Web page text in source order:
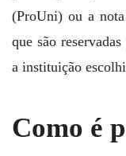
(ProUni) ou a
que são
a instituição
Como é